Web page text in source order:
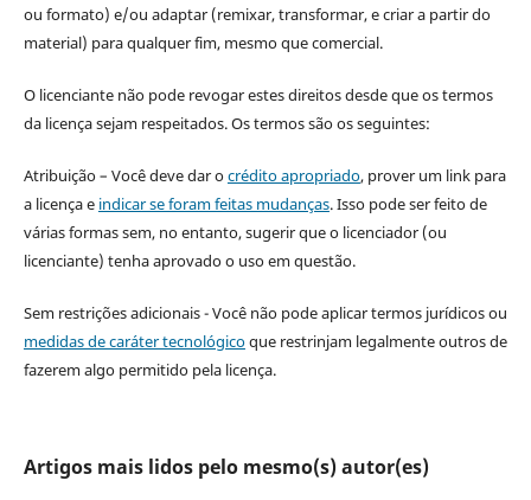
ou formato) e/ou adaptar (remixar, transformar, e criar a partir do
material) para qualquer fim, mesmo que comercial.
O licenciante não pode revogar estes direitos desde que os termos
da licença sejam respeitados. Os termos são os seguintes:
Atribuição – Você deve dar ocrédito apropriado, prover um link para
a licença e indicar se foram feitas mudanças. Isso pode ser feito de
várias formas sem, no entanto, sugerir que o licenciador (ou
licenciante) tenha aprovado o uso em questão.
Sem restrições adicionais - Você não pode aplicar termos jurídicos ou
medidas de caráter tecnológicoque restrinjam legalmente outros de
fazerem algo permitido pela licença.
Artigos mais lidos pelo mesmo(s) autor(es)